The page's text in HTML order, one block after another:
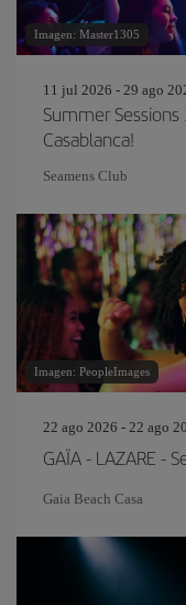
Imagen: Master1305
11 jul 2026 - 29 ago
Summer
Casablanca!
Seamens Club
Imagen: PeopleImages
22 ago 2026 - 22 ago
GAÏA - LAZARE -
Gaia Beach Casa